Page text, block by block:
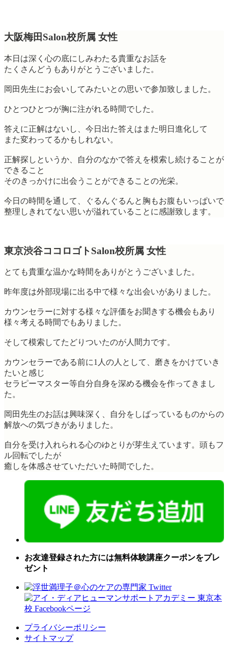
大阪梅田Salon校所属 女性
本日は深く心の底にしみわたる貴重なお話を
たくさんどうもありがとうございました。
岡田先生にお会いしてみたいとの思いで参加致しました。
ひとつひとつが胸に注がれる時間でした。
答えに正解はないし、今日出た答えはまた明日進化して
また変わってるかもしれない。
正解探しというか、自分のなかで答えを模索し続けることが
できること
そのきっかけに出会うことができることの光栄。
今日の時間を通して、ぐるんぐるんと胸もお腹もいっぱいで
整理しきれてない思いが溢れていることに感謝致します。
東京渋谷ココロゴトSalon校所属 女性
とても貴重な温かな時間をありがとうございました。
昨年度は外部現場に出る中で様々な出会いがありました。
カウンセラーに対する様々な評価をお聞きする機会もあり
様々考える時間でもありました。
そして模索してたどりついたのが人間力です。
カウンセラーである前に1人の人として、磨きをかけていき
たいと感じ
セラピーマスター等自分自身を深める機会を作ってきまし
た。
岡田先生のお話は興味深く、自分をしばっているものからの
解放への気づきがありました。
自分を受け入れられる心のゆとりが芽生えています。頭もフ
ル回転でしたが
癒しを体感させていただいた時間でした。
お友達登録された方には無料体験講座クーポンをプレ
ゼント
プライバシーポリシー
サイトマップ